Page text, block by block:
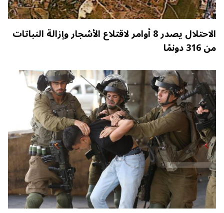
الاحتلال يصدر 8 أوامر لاقتلاع الأشجار وإزالة النباتات
من 316 دونمًا